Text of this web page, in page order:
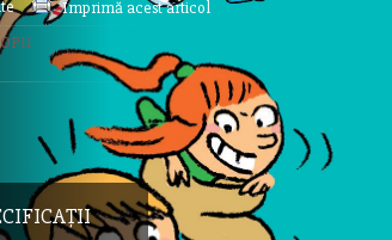
Imprimă acest articol